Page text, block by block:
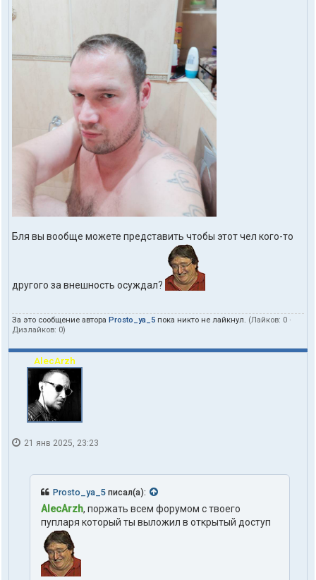
Бля вы вообще можете представить чтобы этот чел кого-то
другого за внешность осуждал?
За это сообщение автора Prosto_ya_5 пока никто не лайкнул. (Лайков: 0 ·
Дизлайков: 0)
AlecArzh
21 янв 2025, 23:23
Prosto_ya_5 писал(а):
AlecArzh, поржать всем форумом с твоего
пупларя который ты выложил в открытый доступ